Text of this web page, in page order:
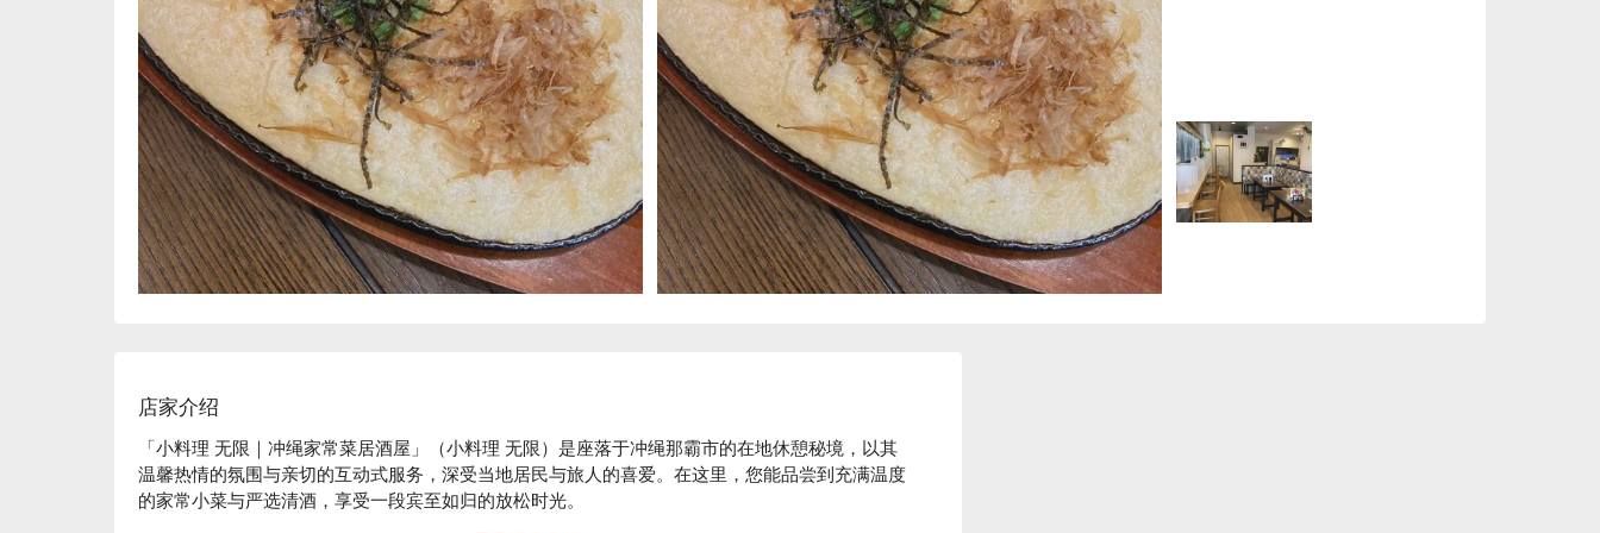
店家介绍
「小料理 无限｜冲绳家常菜居酒屋」（小料理 无限）是座落于冲绳那霸市的在地休憩秘境，以其
温馨热情的氛围与亲切的互动式服务，深受当地居民与旅人的喜爱。在这里，您能品尝到充满温度
的家常小菜与严选清酒，享受一段宾至如归的放松时光。